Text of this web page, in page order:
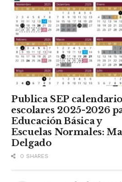
Publica SEP
escolares 2025-2026
Educación Básica y
Escuelas Normales:
Delgado
0 SHARES